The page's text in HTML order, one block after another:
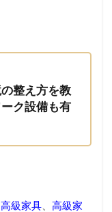
整え方を教
ク設備も有
高級家具
高級家